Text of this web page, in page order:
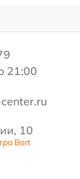
21:00
10
Bort